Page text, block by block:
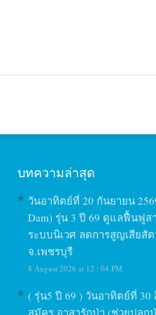
บทความล่าสุด
วันอาทิตย์ที่ 20 กันยายน
Dam) รุ่น 3 ปี 69 ดูแลฟื้นฟู
ระบบนิเวศ ลดการสูญเสียสั
จ.เพชรบุรี
8 August 2026 at 12 : 04 PM
( รุ่น5 ปี 69 ) วันอาทิตย์ที่ 30
สมัคร อาสารักป่า (ช่วยปลูก